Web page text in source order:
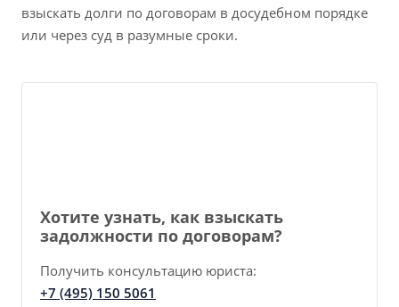
взыскать долги по договорам в досудебном порядке
или через суд в разумные сроки.
Хотите узнать, как взыскать
задолжности по договорам?
Получить консультацию юриста:
+7 (495) 150 5061